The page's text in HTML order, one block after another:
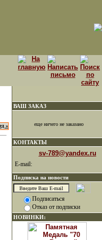
»
ВАШ ЗАКАЗ
еще ничего не заказано
КОНТАКТЫ
sv-789@yandex.ru
E-mail:
Подписка на новости
Подписаться
Отказ от подписки
НОВИНКИ: